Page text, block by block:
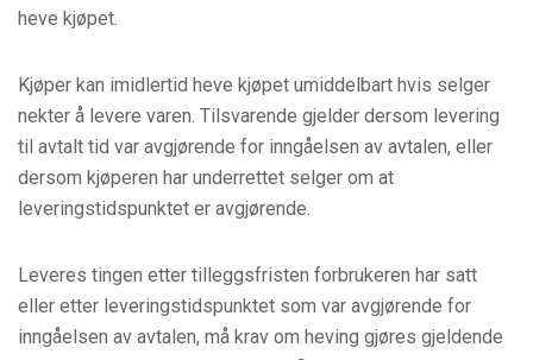
heve kjøpet.
Kjøper kan imidlertid heve kjøpet umiddelbart hvis selger
nekter å levere varen. Tilsvarende gjelder dersom levering
til avtalt tid var avgjørende for inngåelsen av avtalen, eller
dersom kjøperen har underrettet selger om at
leveringstidspunktet er avgjørende.
Leveres tingen etter tilleggsfristen forbrukeren har satt
eller etter leveringstidspunktet som var avgjørende for
inngåelsen av avtalen, må krav om heving gjøres gjeldende